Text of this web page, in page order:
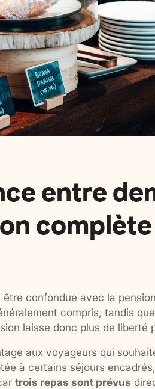
entre
confondue avec la
compris, tandis
laisse donc plus de liberté
aux voyageurs qui
à certains séjours
trois repas sont prévus